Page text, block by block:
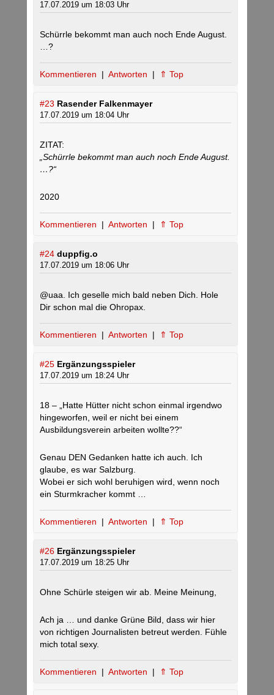
17.07.2019 um 18:03 Uhr
Schürrle bekommt man auch noch Ende August.
…?
Kommentieren | Antworten | ⇑ Top
#23 Rasender Falkenmayer
17.07.2019 um 18:04 Uhr
ZITAT:
„Schürrle bekommt man auch noch Ende August.
…?“
2020
Kommentieren | Antworten | ⇑ Top
#24 duppfig.o
17.07.2019 um 18:06 Uhr
@uaa. Ich geselle mich bald neben Dich. Hole
Dir schon mal die Ohropax.
Kommentieren | Antworten | ⇑ Top
#25 Ergänzungsspieler
17.07.2019 um 18:24 Uhr
18 – „Hatte Hütter nicht schon einmal irgendwo
hingeworfen, weil er nicht bei einem
Ausbildungsverein arbeiten wollte??“
Genau DEN Gedanken hatte ich auch. Ich
glaube, es war Salzburg.
Wobei er sich wohl beruhigen wird, wenn noch
ein Sturmkracher kommt …
Kommentieren | Antworten | ⇑ Top
#26 Ergänzungsspieler
17.07.2019 um 18:25 Uhr
Ohne Schürle steigen wir ab. Meine Meinung,
Ach ja … und danke Grüne Bild, dass wir hier
von richtigen Journalisten betreut werden. Fühle
mich total sexy.
Kommentieren | Antworten | ⇑ Top